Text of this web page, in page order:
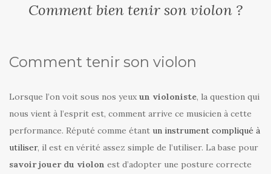
Comment bien tenir son violon ?
Comment tenir son violon
Lorsque l’on voit sous nos yeux un violoniste, la question qui
nous vient à l’esprit est, comment arrive ce musicien à cette
performance. Réputé comme étant un instrument compliqué à
utiliser, il est en vérité assez simple de l’utiliser. La base pour
savoir jouer du violon est d’adopter une posture correcte